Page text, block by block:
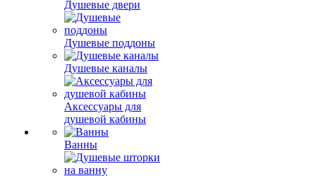
Душевые двери
Душевые поддоны
Душевые каналы
Аксессуары для
душевой кабины
Ванны